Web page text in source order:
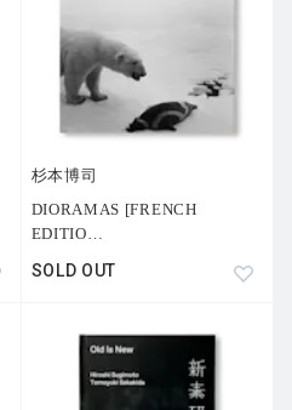
杉本博司
DIORAMAS [FRENCH
EDITIO…
SOLD OUT